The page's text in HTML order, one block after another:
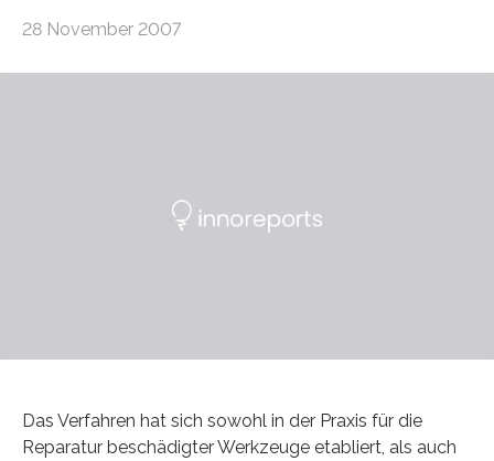
28 November 2007
Das Verfahren hat sich sowohl in der Praxis für die
Reparatur beschädigter Werkzeuge etabliert, als auch